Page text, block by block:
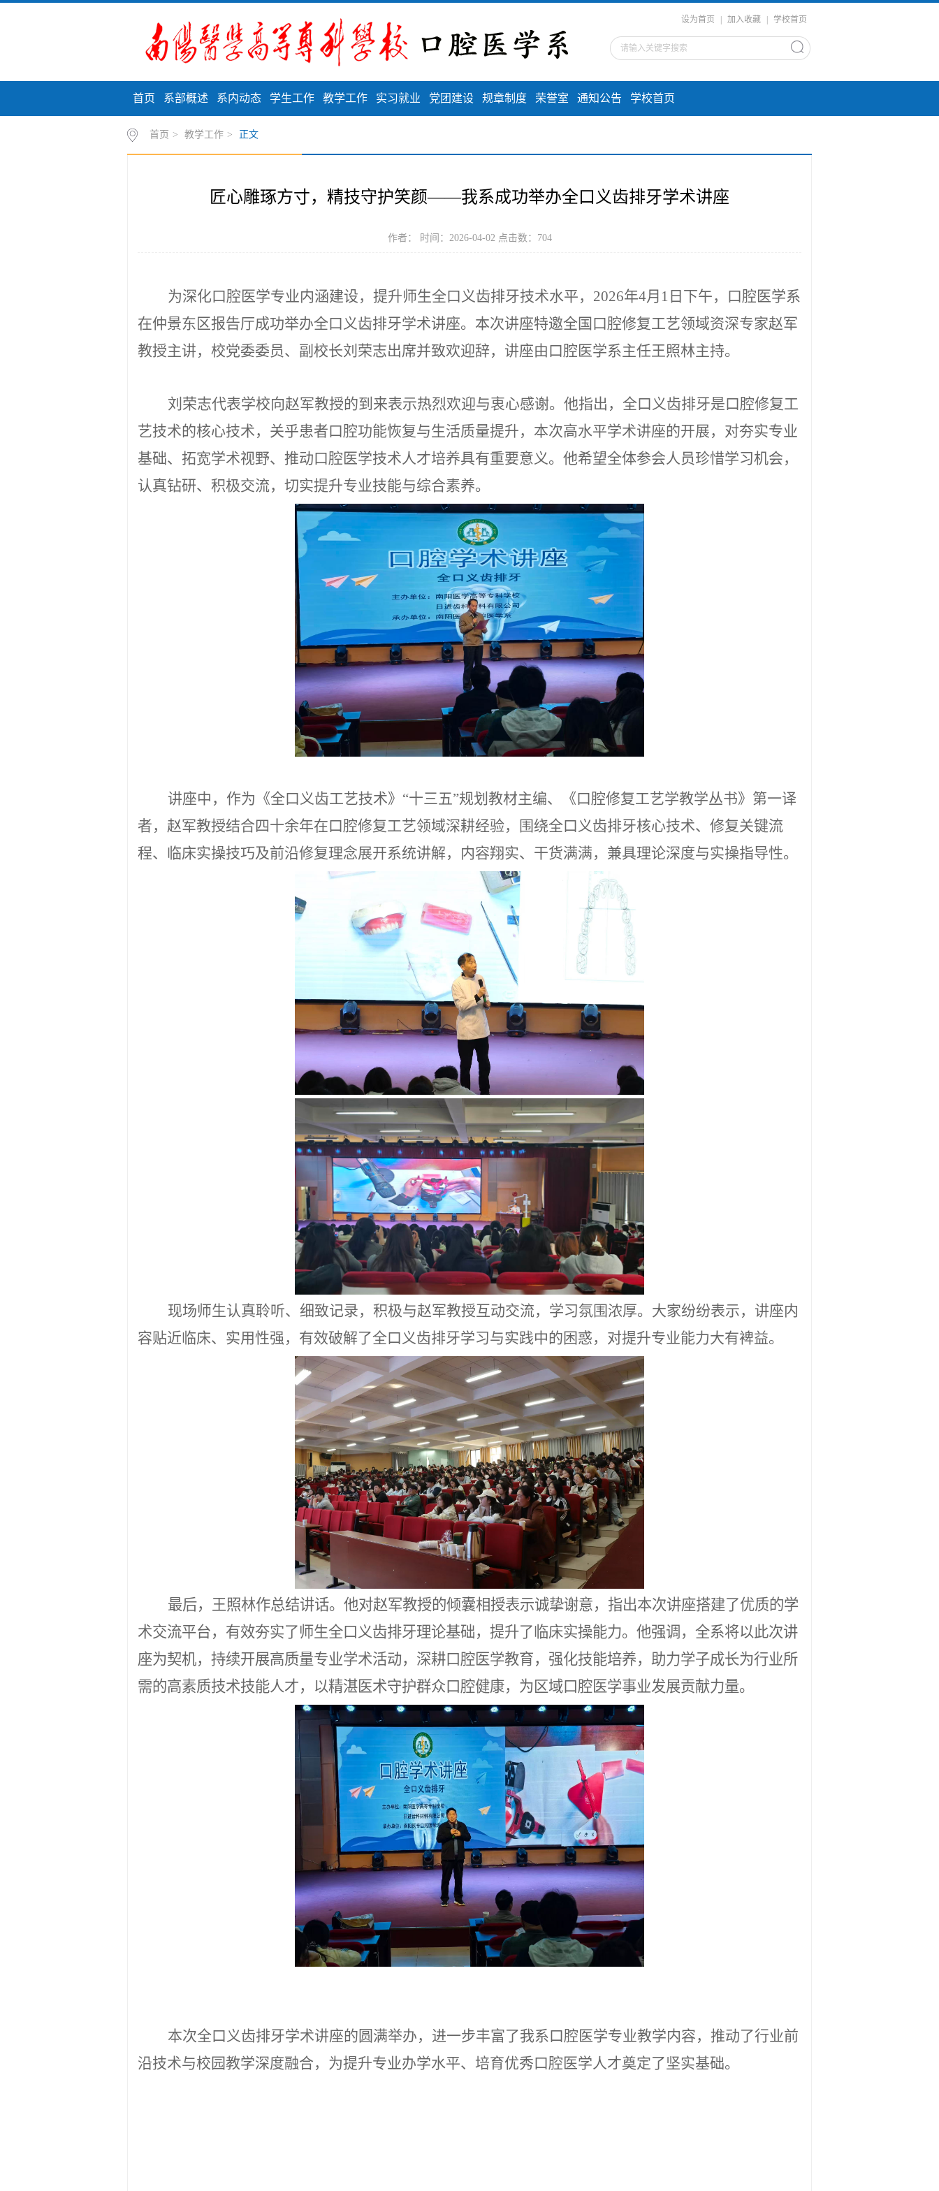
设为首页 加入收藏 学校首页
首页 系部概述 系内动态 学生工作 教学工作 实习就业 党团建设 规章制度 荣誉室 通知公告 学校首页
首页 > 教学工作 > 正文
匠心雕琢方寸，精技守护笑颜——我系成功举办全口义齿排牙学术讲座
作者： 时间：2026-04-02 点击数： 704
为深化口腔医学专业内涵建设，提升师生全口义齿排牙技术水平， 2026年4月1日下午，口腔医学系
在仲景东区报告厅成功举办全口义齿排牙学术讲座。本次讲座特邀全国口腔修复工艺领域资深专家赵军
教授主讲，校党委委员、副校长刘荣志出席并致欢迎辞，讲座由口腔医学系主任王照林主持。
刘荣志代表学校向赵军教授的到来表示热烈欢迎与衷心感谢。他指出，全口义齿排牙是口腔修复工
艺技术的核心技术，关乎患者口腔功能恢复与生活质量提升，本次高水平学术讲座的开展，对夯实专业
基础、拓宽学术视野、推动口腔医学技术人才培养具有重要意义。他希望全体参会人员珍惜学习机会，
认真钻研、积极交流，切实提升专业技能与综合素养。
讲座中，作为《全口义齿工艺技术》 “十三五”规划教材主编、《口腔修复工艺学教学丛书》第一译
者，赵军教授结合四十余年在口腔修复工艺领域深耕经验，围绕全口义齿排牙核心技术、修复关键流
程、临床实操技巧及前沿修复理念展开系统讲解，内容翔实、干货满满，兼具理论深度与实操指导性。
现场师生认真聆听、细致记录，积极与赵军教授互动交流，学习氛围浓厚。大家纷纷表示，讲座内
容贴近临床、实用性强，有效破解了全口义齿排牙学习与实践中的困惑，对提升专业能力大有裨益。
最后，王照林作总结讲话。他对赵军教授的倾囊相授表示诚挚谢意，指出本次讲座搭建了优质的学
术交流平台，有效夯实了师生全口义齿排牙理论基础，提升了临床实操能力。他强调，全系将以此次讲
座为契机，持续开展高质量专业学术活动，深耕口腔医学教育，强化技能培养，助力学子成长为行业所
需的高素质技术技能人才，以精湛医术守护群众口腔健康，为区域口腔医学事业发展贡献力量。
本次全口义齿排牙学术讲座的圆满举办，进一步丰富了我系口腔医学专业教学内容，推动了行业前
沿技术与校园教学深度融合，为提升专业办学水平、培育优秀口腔医学人才奠定了坚实基础。